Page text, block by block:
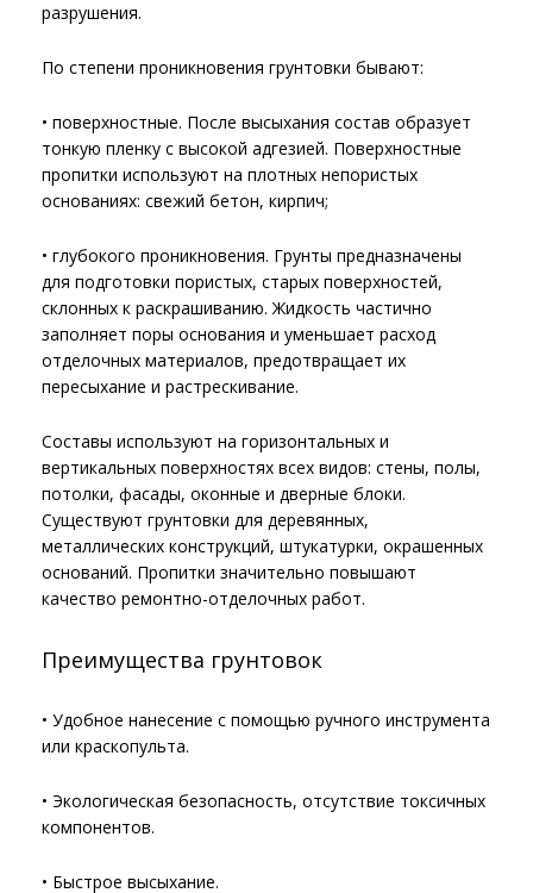
разрушения.
По степени проникновения грунтовки бывают:
• поверхностные. После высыхания состав образует
тонкую пленку с высокой адгезией. Поверхностные
пропитки используют на плотных непористых
основаниях: свежий бетон, кирпич;
• глубокого проникновения. Грунты предназначены
для подготовки пористых, старых поверхностей,
склонных к раскрашиванию. Жидкость частично
заполняет поры основания и уменьшает расход
отделочных материалов, предотвращает их
пересыхание и растрескивание.
Составы используют на горизонтальных и
вертикальных поверхностях всех видов: стены, полы,
потолки, фасады, оконные и дверные блоки.
Существуют грунтовки для деревянных,
металлических конструкций, штукатурки, окрашенных
оснований. Пропитки значительно повышают
качество ремонтно-отделочных работ.
Преимущества грунтовок
• Удобное нанесение с помощью ручного инструмента
или краскопульта.
• Экологическая безопасность, отсутствие токсичных
компонентов.
• Быстрое высыхание.